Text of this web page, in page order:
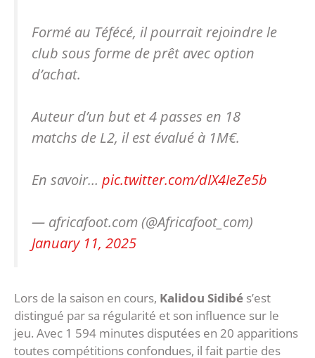
Formé au Téfécé, il pourrait rejoindre le
club sous forme de prêt avec option
d’achat.
Auteur d’un but et 4 passes en 18
matchs de L2, il est évalué à 1M€.
En savoir… pic.twitter.com/dIX4IeZe5b
— africafoot.com (@Africafoot_com)
January 11, 2025
Lors de la saison en cours, Kalidou Sidibé s’est
distingué par sa régularité et son influence sur le
jeu. Avec 1 594 minutes disputées en 20 apparitions
toutes compétitions confondues, il fait partie des